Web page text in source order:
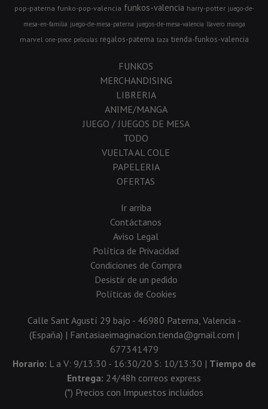
pop-paterna funko-pop-valencia funkos-valencia harry-potter juego-de-
mesa-en-familia juego-de-mesa-paterna juegos-de-mesa-valencia llavero manga
marvel one-piece peliculas regalos-paterna taza tienda-funkos-valencia
FUNKOS
MERCHANDISING
LIBRERIA
ANIME/MANGA
JUEGO / JUEGOS DE MESA
TODO
VUELTA AL COLE
PAPELERIA
OFERTAS
Ir arriba
Contáctanos
Aviso Legal
Política de Privacidad
Condiciones de Compra
Desistir de un pedido
Políticas de Cookies
Calle Sant Agustí 29 bajo - 46980 Paterna, Valencia -
(España) | Fantasiaeimaginacion.tienda@gmail.com |
677341479
Horario: L a V: 9/13:30 - 16:30/20 S: 10/13:30 | Tiempo de
Entrega: 24/48h correos express
(*) Precios con Impuestos incluidos